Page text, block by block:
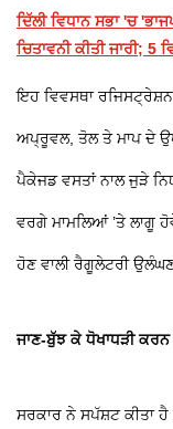
ਦਿੱਲੀ ਵਿਧਾਨ ਸਭਾ 'ਚ
ਚਿਤਾਵਨੀ ਕੀਤੀ ਜਾਰੀ;
ਇਹ ਵਿਵਸਥਾ
ਅਪ੍ਰੂਵਲ, ਤੋਲ ਤੇ ਮਾਪ ਦੇ
ਪੈਕੇਜਡ ਵਸਤਾਂ ਨਾਲ ਜੁੜੇ
ਵਰਗੇ ਮਾਮਲਿਆਂ ’ਤੇ ਲਾਗੂ
ਹੋਣ ਵਾਲੀ ਰੈਗੂਲੇਟਰੀ
ਜਾਣ-ਬੁੱਝ ਕੇ ਧੋਖਾਧੜੀ
ਸਰਕਾਰ ਨੇ ਸਪੱਸ਼ਟ ਕੀਤਾ ਹੈ